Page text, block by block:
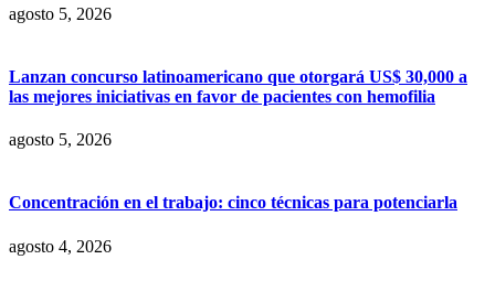
agosto 5, 2026
Lanzan concurso latinoamericano que otorgará US$ 30,000 a
las mejores iniciativas en favor de pacientes con hemofilia
agosto 5, 2026
Concentración en el trabajo: cinco técnicas para potenciarla
agosto 4, 2026